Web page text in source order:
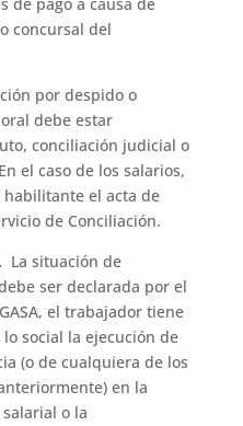
concursal del
por despido o
debe estar
conciliación judicial o
el caso de los salarios,
el acta de
de Conciliación.
La situación de
ser declarada por el
el trabajador tiene
social la ejecución de
(o de cualquiera de los
en la
o la